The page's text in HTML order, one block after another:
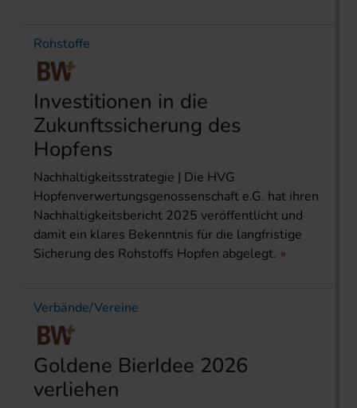
Rohstoffe
Investitionen in die
Zukunftssicherung des
Hopfens
Nachhaltigkeitsstrategie | Die HVG
Hopfenverwertungsgenossenschaft e.G. hat ihren
Nachhaltigkeitsbericht 2025 veröffentlicht und
damit ein klares Bekenntnis für die langfristige
Sicherung des Rohstoffs Hopfen abgelegt.
Verbände/Vereine
Goldene BierIdee 2026
verliehen